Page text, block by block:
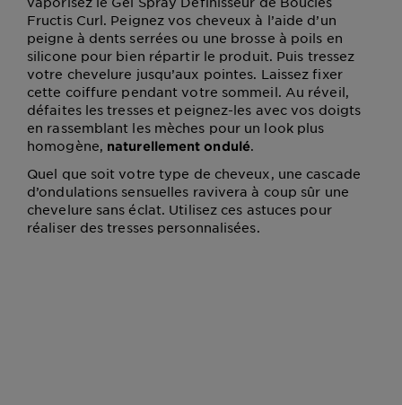
Fructis Curl. Peignez vos cheveux à l’aide d’un
peigne à dents serrées ou une brosse à poils en
silicone pour bien répartir le produit. Puis tressez
votre chevelure jusqu’aux pointes. Laissez fixer
cette coiffure pendant votre sommeil. Au réveil,
défaites les tresses et peignez-les avec vos doigts
en rassemblant les mèches pour un look plus
homogène, naturellement ondulé.
Quel que soit votre type de cheveux, une cascade
d’ondulations sensuelles ravivera à coup sûr une
chevelure sans éclat. Utilisez ces astuces pour
réaliser des tresses personnalisées.